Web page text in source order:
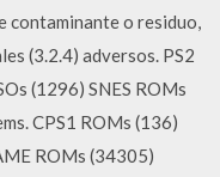
contaminante o residuo,
(3.2.4) adversos. PS2
(1296) SNES ROMs
CPS1 ROMs (136)
ROMs (34305)